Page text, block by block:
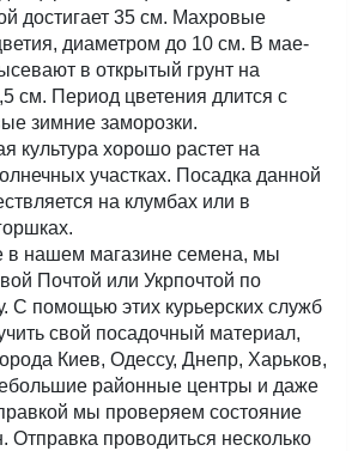
достигает 35 см. Махровые
диаметром до 10 см. В мае-
в открытый грунт на
см. Период цветения длится с
зимние заморозки.
культура хорошо растет на
участках. Посадка данной
на клумбах или в
в нашем магазине семена, мы
Почтой или Укрпочтой по
С помощью этих курьерских служб
свой посадочный материал,
Киев, Одессу, Днепр, Харьков,
районные центры и даже
мы проверяем состояние
Отправка проводиться несколько